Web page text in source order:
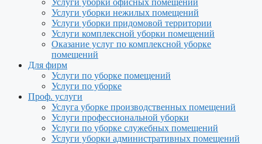
Услуги уборки офисных помещений
Услуги уборки нежилых помещений
Услуги уборки придомовой территории
Услуги комплексной уборки помещений
Оказание услуг по комплексной уборке
помещений
Для фирм
Услуги по уборке помещений
Услуги по уборке
Проф. услуги
Услуга уборке производственных помещений
Услуги профессиональной уборки
Услуги по уборке служебных помещений
Услуги уборки административных помещений